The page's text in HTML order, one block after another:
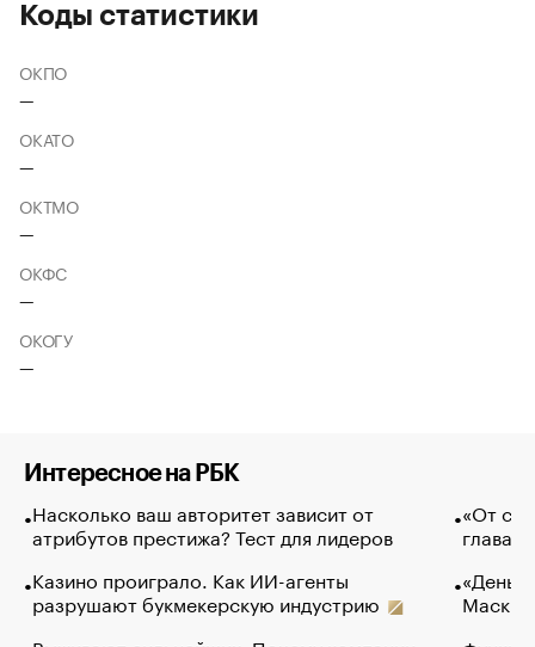
Коды статистики
ОКПО
—
ОКАТО
—
ОКТМО
—
ОКФС
—
ОКОГУ
—
Интересное на РБК
Насколько ваш авторитет зависит от
атрибутов престижа? Тест для лидеров
Казино проиграло. Как ИИ-агенты
разрушают букмекерскую индустрию
«От
глава
Маск в